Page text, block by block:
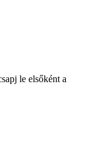
le elsőként a